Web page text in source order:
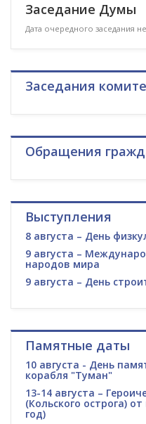
Заседание Думы
Дата очередного заседания
Заседания
Обращения
Выступления
8 августа – День
9 августа –
народов мира
9 августа – День
Памятные даты
10 августа - День
корабля "Туман"
13-14 августа –
(Кольского острога)
год)